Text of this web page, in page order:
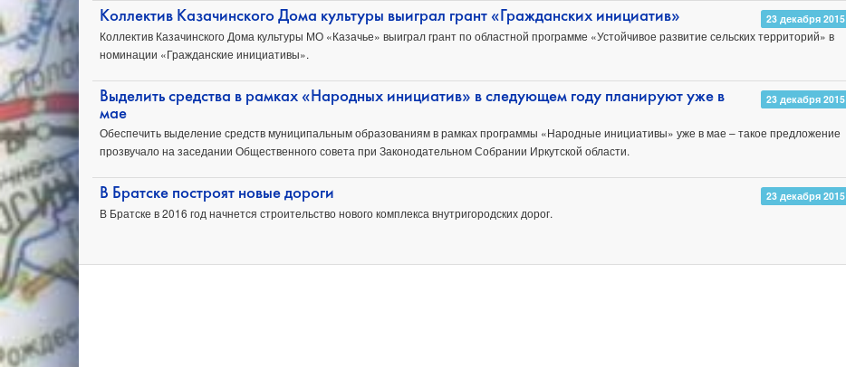
Коллектив Казачинского Дома культуры выиграл грант «Гражданских инициатив» 23 декабря 2015
Коллектив Казачинского Дома культуры МО «Казачье» выиграл грант по областной программе «Устойчивое развитие сельских территорий» в
номинации «Гражданские инициативы».
Выделить средства в рамках «Народных инициатив» в следующем году планируют уже в
мае
23 декабря 2015
Обеспечить выделение средств муниципальным образованиям в рамках программы «Народные инициативы» уже в мае – такое предложение
прозвучало на заседании Общественного совета при Законодательном Собрании Иркутской области.
В Братске построят новые дороги 23 декабря 2015
В Братске в 2016 год начнется строительство нового комплекса внутригородских дорог.